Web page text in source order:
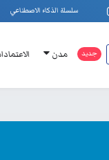
سلسلة الذكاء الاصطناعي
جديد مدن